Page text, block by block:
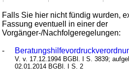
Falls Sie hier nicht fündig wurden,
Fassung eventuell in einer der
Vorgänger-/Nachfolgeregelungen:
-
V. v. 17.12.1994 BGBl. I S. 3839;
02.01.2014 BGBl. I S. 2